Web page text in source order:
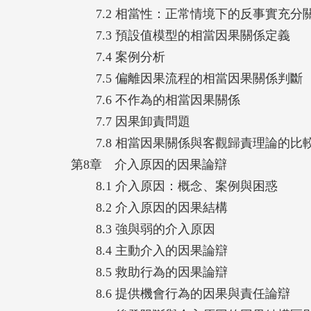
7.2 相當性：正常情境下的反事實充分
7.3 預設值模型的相當因果關係定義
7.4 案例分析
7.5 偏離因果流程的相當因果關係判斷
7.6 不作為的相當因果關係
7.7 因果卸責問題
7.8 相當因果關係與客觀歸責理論的比
第8章 介入原因的因果論辯
8.1 介入原因：概念、案例與困惑
8.2 介入原因的因果結構
8.3 強與弱的介入原因
8.4 主動介入的因果論辯
8.5 救助行為的因果論辯
8.6 提供機會行為的因果與責任論辯